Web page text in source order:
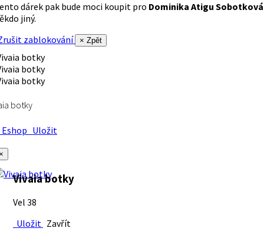
dárek pak bude moci koupit pro Dominika Atigu Sobotková
jiný.
zablokování
× Zpět
botky
Uložit
Vivaia botky
Vel 38
Uložit Zavřít